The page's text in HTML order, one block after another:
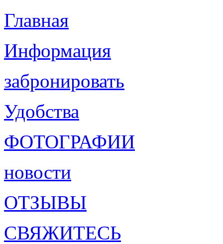
Главная
Информация
забронировать
Удобства
ФОТОГРАФИИ
новости
ОТЗЫВЫ
СВЯЖИТЕСЬ